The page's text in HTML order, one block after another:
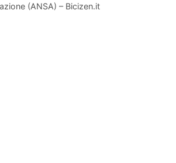
(ANSA) – Bicizen.it